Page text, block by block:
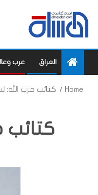
العراق عرب
Home كتائب حزب الله:
كتائب